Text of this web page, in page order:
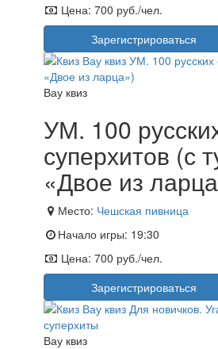
Цена: 700 руб./чел.
Зарегистрироваться
Вау квиз
УМ. 100
суперхитов (с
«Двое из
Место: Чешская пивница
Начало игры: 19:30
Цена: 700 руб./чел.
Зарегистрироваться
Вау квиз